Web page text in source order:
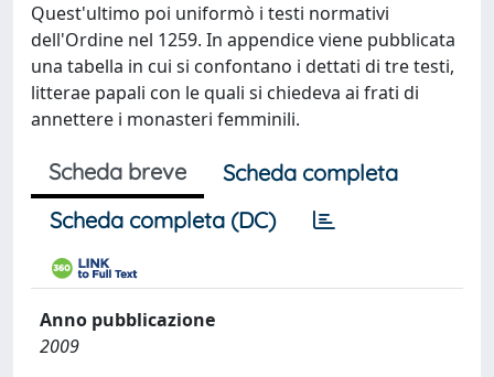
Quest'ultimo poi uniformò i testi normativi
dell'Ordine nel 1259. In appendice viene pubblicata
una tabella in cui si confontano i dettati di tre testi,
litterae papali con le quali si chiedeva ai frati di
annettere i monasteri femminili.
Scheda breve
Scheda completa
Scheda completa (DC)
Anno pubblicazione
2009